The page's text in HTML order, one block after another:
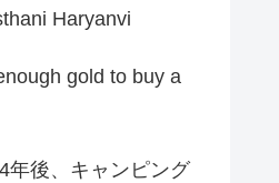
Haryanvi
gold to buy a
年後、キャンピング